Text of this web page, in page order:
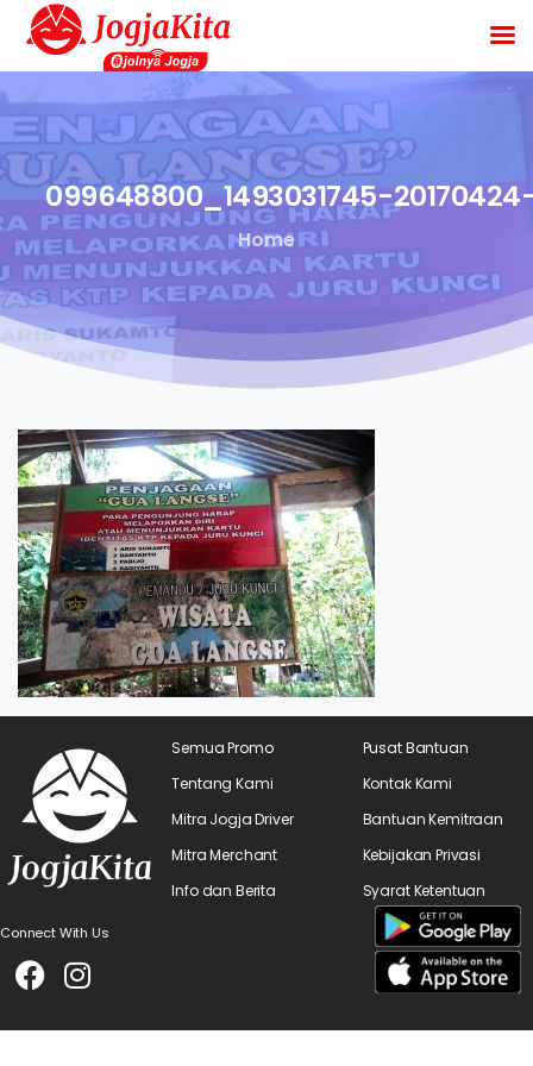
099648800_1493031745-
Home
Connect With Us
Semua Promo
Tentang Kami
Mitra Jogja Driver
Mitra Merchant
Info dan Berita
Pusat Bantuan
Kontak Kami
Bantuan Kemitraan
Kebijakan Privasi
Syarat Ketentuan